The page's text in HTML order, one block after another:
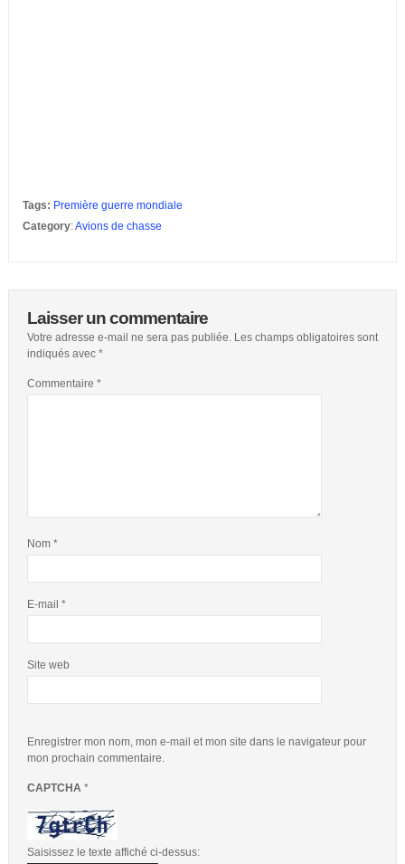
Tags: Première guerre mondiale
Category:Avions de chasse
Laisser un commentaire
Votre adresse e-mail ne sera pas publiée. Les champs obligatoires sont
indiqués avec *
Commentaire *
Nom *
E-mail *
Site web
Enregistrer mon nom, mon e-mail et mon site dans le navigateur pour
mon prochain commentaire.
CAPTCHA *
Saisissez le texte affiché ci-dessus: